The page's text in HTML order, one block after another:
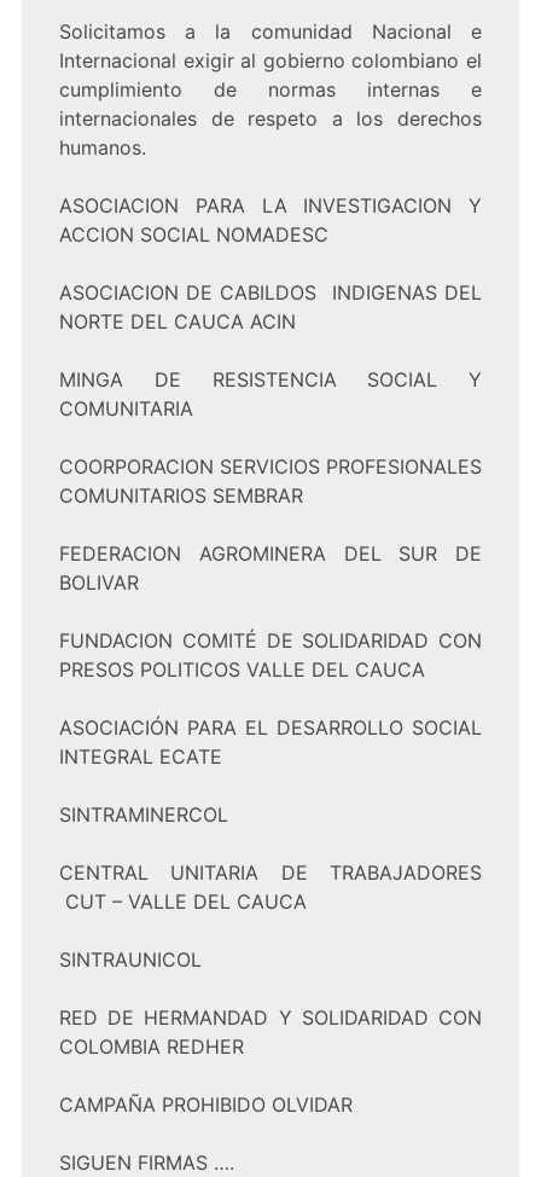
Solicitamos a la comunidad Nacional e
Internacional exigir al gobierno colombiano el
cumplimiento de normas internas e
internacionales de respeto a los derechos
humanos.
ASOCIACION PARA LA INVESTIGACION Y
ACCION SOCIAL NOMADESC
ASOCIACION DE CABILDOS INDIGENAS DEL
NORTE DEL CAUCA ACIN
MINGA DE RESISTENCIA SOCIAL Y
COMUNITARIA
COORPORACION SERVICIOS PROFESIONALES
COMUNITARIOS SEMBRAR
FEDERACION AGROMINERA DEL SUR DE
BOLIVAR
FUNDACION COMITÉ DE SOLIDARIDAD CON
PRESOS POLITICOS VALLE DEL CAUCA
ASOCIACIÓN PARA EL DESARROLLO SOCIAL
INTEGRAL ECATE
SINTRAMINERCOL
CENTRAL UNITARIA DE TRABAJADORES
CUT – VALLE DEL CAUCA
SINTRAUNICOL
RED DE HERMANDAD Y SOLIDARIDAD CON
COLOMBIA REDHER
CAMPAÑA PROHIBIDO OLVIDAR
SIGUEN FIRMAS ….